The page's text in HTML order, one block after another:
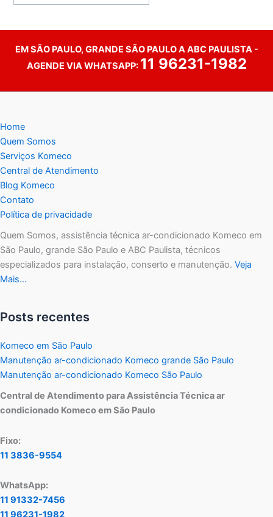
EM SÃO PAULO, GRANDE SÃO PAULO A ABC PAULISTA -
AGENDE VIA WHATSAPP: 11 96231-1982
Home
Quem Somos
Serviços Komeco
Central de Atendimento
Blog Komeco
Contato
Política de privacidade
Quem Somos, assistência técnica ar-condicionado Komeco em
São Paulo, grande São Paulo e ABC Paulista, técnicos
especializados para instalação, conserto e manutenção. Veja
Mais…
Posts recentes
Komeco em São Paulo
Manutenção ar-condicionado Komeco grande São Paulo
Manutenção ar-condicionado Komeco São Paulo
Central de Atendimento para Assistência Técnica ar
condicionado Komeco em São Paulo
Fixo:
11 3836-9554
WhatsApp:
11 91332-7456